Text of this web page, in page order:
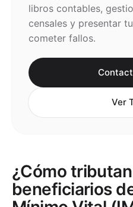
libros contables,
censales y presentar
cometer fallos.
Ver
¿Cómo
beneficiarios